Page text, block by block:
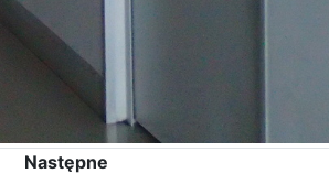
Następne